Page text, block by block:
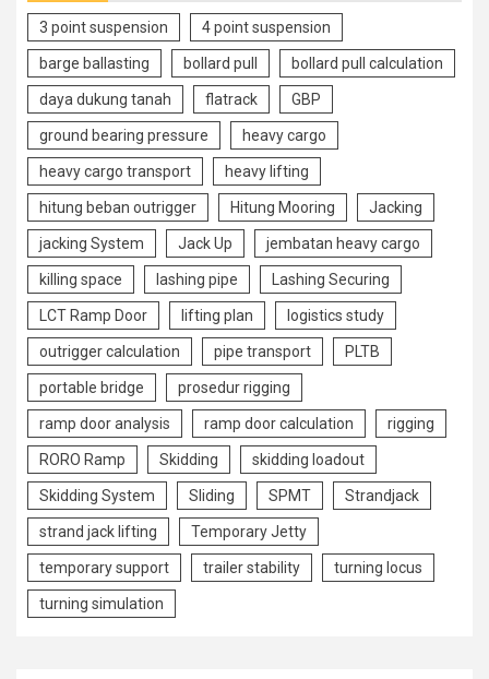
3 point suspension 4 point suspension
barge ballasting bollard pull bollard pull calculation
daya dukung tanah flatrack GBP
ground bearing pressure heavy cargo
heavy cargo transport heavy lifting
hitung beban outrigger Hitung Mooring Jacking
jacking System Jack Up jembatan heavy cargo
killing space lashing pipe Lashing Securing
LCT Ramp Door lifting plan logistics study
outrigger calculation pipe transport PLTB
portable bridge prosedur rigging
ramp door analysis ramp door calculation rigging
RORO Ramp Skidding skidding loadout
Skidding System Sliding SPMT Strandjack
strand jack lifting Temporary Jetty
temporary support trailer stability turning locus
turning simulation